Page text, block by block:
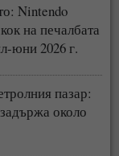
Nintendo
на печалбата
юни 2026 г.
пазар:
около